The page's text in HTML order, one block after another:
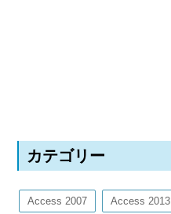
カテゴリー
Access 2007 Access 2013